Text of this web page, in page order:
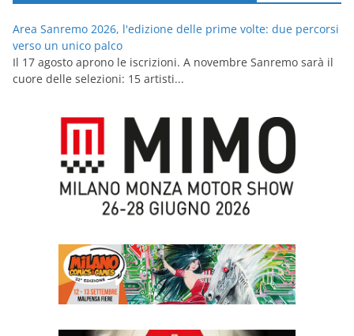
Area Sanremo 2026, l'edizione delle prime volte: due percorsi
verso un unico palco
Il 17 agosto aprono le iscrizioni. A novembre Sanremo sarà il
cuore delle selezioni: 15 artisti...